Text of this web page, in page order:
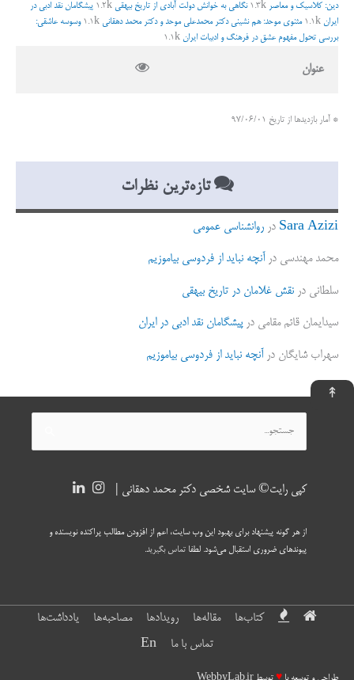
ادین: کلاسیک و معاصر
نگاهی به خوانش دولت آبادی از تاریخ بیهقی
پیشگامان نقد ادبی در
ایران
مثنوی موحد: هم نشینی دکتر محمدعلی موحد و دکتر محمد دهقانی
وسوسه عاشقی:
بررسی تحول مفهوم عشق در فرهنگ و ادبیات ایران
عنوان
* آمار بازدیدها از تاریخ 97/06/01
تازه‌ترین نظرات
Sara Azizi در روانشناسی عمومی
محمد مهندسی در آنچه نباید از فردوسی بیاموزیم
سلطانی در نقش غلامان در تاریخ بیهقی
سیدایمان قائم مقامی درپیشگامان نقد ادبی در ایران
سهراب شایگان در آنچه نباید از فردوسی بیاموزیم
برای:
↟
کپی رایت© سایت شخصی دکتر محمد دهقانی |
از هر گونه پیشنهاد برای بهبود این وب سایت، اعم از افزودن مطالب پراکنده نویسنده و
پیوندهای ضروری استقبال می‌شود. لطفاتماس بگیرید.
کتاب‌ها مقاله‌ها رویدادها مصاحبه‌ها
یادداشت‌ها
تماس با ما
En